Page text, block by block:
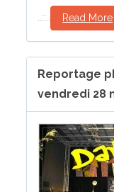
..::.. Read More
Reportage
vendredi 28